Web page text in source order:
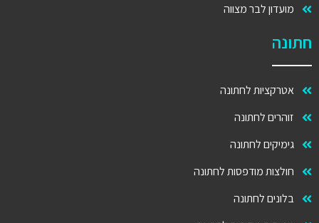
לבר מצווה
לחתונה
לחתונה
לחתונה
מודפסות לחתונה
לחתונה